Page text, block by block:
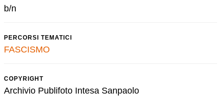
b/n
PERCORSI TEMATICI
FASCISMO
COPYRIGHT
Archivio Publifoto Intesa Sanpaolo